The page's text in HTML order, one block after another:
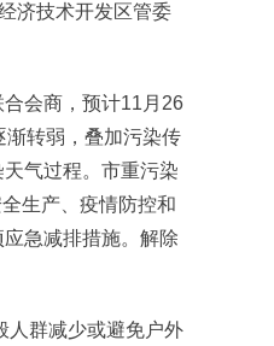
济技术开发区管委
会商，预计11月26
渐转弱，叠加污染传
气过程。市重污染
生产、疫情防控和
急减排措施。解除
群减少或避免户外